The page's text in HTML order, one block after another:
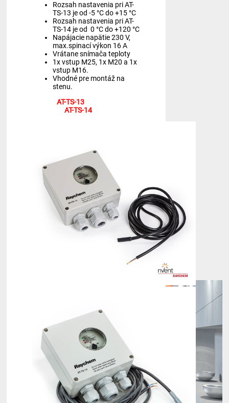
Rozsah nastavenia pri AT-
TS-13 je od -5 °C do +15 °C
Rozsah nastavenia pri AT-
TS-14 je od 0 °C do +120 °C
Napájacie napätie 230 V,
max.spinací výkon 16 A
Vrátane snímača teploty
1x vstup M25, 1x M20 a 1x
vstup M16.
Vhodné pre montáž na
stenu.
AT-TS-13
AT-TS-14